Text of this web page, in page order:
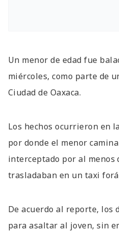
Un menor de edad fue
miércoles, como parte de
Ciudad de Oaxaca.
Los hechos ocurrieron en
por donde el menor
interceptado por al menos
trasladaban en un taxi
De acuerdo al reporte, los
para asaltar al joven, sin